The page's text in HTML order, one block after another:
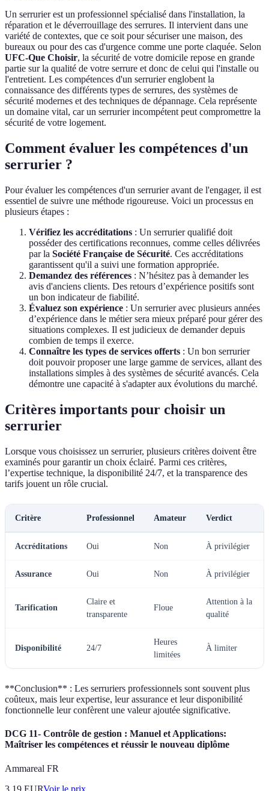
Un serrurier est un professionnel spécialisé dans l'installation, la
réparation et le déverrouillage des serrures. Il intervient dans une
variété de contextes, que ce soit pour sécuriser une maison, des
bureaux ou pour des cas d'urgence comme une porte claquée. Selon
UFC-Que Choisir, la sécurité de votre domicile repose en grande
partie sur la qualité de votre serrure et donc de celui qui l'installe ou
l'entretient. Les compétences d'un serrurier englobent la
connaissance des différents types de serrures, des systèmes de
sécurité modernes et des techniques de dépannage. Cela représente
un domaine vital, car un serrurier incompétent peut compromettre la
sécurité de votre logement.
Comment évaluer les compétences d'un
serrurier ?
Pour évaluer les compétences d'un serrurier avant de l'engager, il est
essentiel de suivre une méthode rigoureuse. Voici un processus en
plusieurs étapes :
Vérifiez les accréditations : Un serrurier qualifié doit
posséder des certifications reconnues, comme celles délivrées
par la Société Française de Sécurité. Ces accréditations
garantissent qu'il a suivi une formation appropriée.
Demandez des références : N’hésitez pas à demander les
avis d'anciens clients. Des retours d’expérience positifs sont
un bon indicateur de fiabilité.
Évaluez son expérience : Un serrurier avec plusieurs années
d’expérience dans le métier sera mieux préparé pour gérer des
situations complexes. Il est judicieux de demander depuis
combien de temps il exerce.
Connaître les types de services offerts : Un bon serrurier
doit pouvoir proposer une large gamme de services, allant des
installations simples à des systèmes de sécurité avancés. Cela
démontre une capacité à s'adapter aux évolutions du marché.
Critères importants pour choisir un
serrurier
Lorsque vous choisissez un serrurier, plusieurs critères doivent être
examinés pour garantir un choix éclairé. Parmi ces critères,
l’expertise technique, la disponibilité 24/7, et la transparence des
tarifs jouent un rôle crucial.
Critère Professionnel Amateur Verdict
Accréditations Oui Non À privilégier
Assurance Oui Non À privilégier
Tarification
Claire et
transparente
Floue
Attention à la
qualité
Disponibilité 24/7
Heures
limitées
À limiter
**Conclusion** : Les serruriers professionnels sont souvent plus
coûteux, mais leur expertise, leur assurance et leur disponibilité
fonctionnelle leur confèrent une valeur ajoutée significative.
DCG 11- Contrôle de gestion : Manuel et Applications:
Maîtriser les compétences et réussir le nouveau diplôme
Ammareal FR
3.19 EURVoir le prix